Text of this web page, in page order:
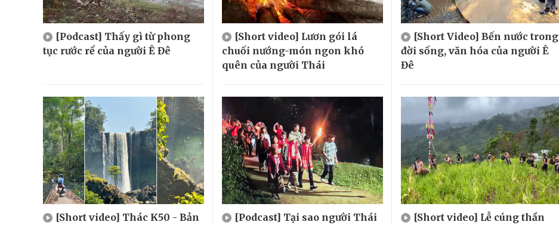
[Podcast] Thấy gì từ phong
tục rước rể của người Ê Đê
[Short video] Lươn gói lá
chuối nướng-món ngon khó
quên của người Thái
[Short Video] Bến nước trong
đời sống, văn hóa của người Ê
Đê
[Short video] Thác K50 - Bản
[Podcast] Tại sao người Thái
[Short video] Lễ cúng thần